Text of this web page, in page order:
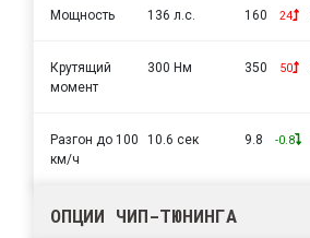
Мощность 136 л.с. 160 24
Крутящий
момент
300 Нм 350 50
Разгон до 100
км/ч
10.6 сек 9.8 -0.8
ОПЦИИ ЧИП-ТЮНИНГА